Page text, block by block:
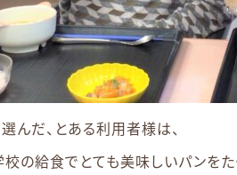
んだ、とある利用者様は、
校の給食でとても美味しいパンをた